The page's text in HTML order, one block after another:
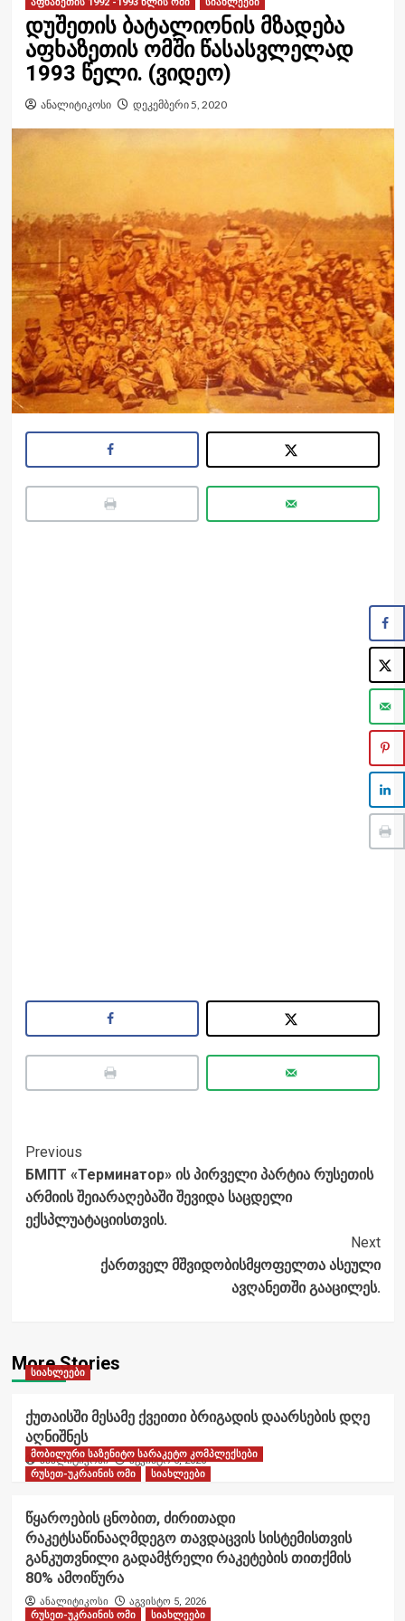
დუშეთის ბატალიონის მზადება
აფხაზეთის ომში წასასვლელად
1993 წელი. (ვიდეო)
ანალიტიკოსი დეკემბერი 5, 2020
Post
Navigation
Previous
БМПТ «Терминатор» ის პირველი პარტია რუსეთის
არმიის შეიარაღებაში შევიდა საცდელი
ექსპლუატაციისთვის.
Next
ქართველ მშვიდობისმყოფელთა ასეული
ავღანეთში გააცილეს.
More Stories
სიახლეები
ქუთაისში მესამე ქვეითი ბრიგადის დაარსების დღე
აღნიშნეს
ანალიტიკოსი აგვისტო 6, 2026
მობილური საზენიტო სარაკეტო კომპლექსები
რუსეთ-უკრაინის ომი
სიახლეები
წყაროების ცნობით, ძირითადი
რაკეტსაწინააღმდეგო თავდაცვის სისტემისთვის
განკუთვნილი გადამჭრელი რაკეტების თითქმის
80% ამოიწურა
ანალიტიკოსი
აგვისტო 5, 2026
რუსეთ-უკრაინის ომი
სიახლეები